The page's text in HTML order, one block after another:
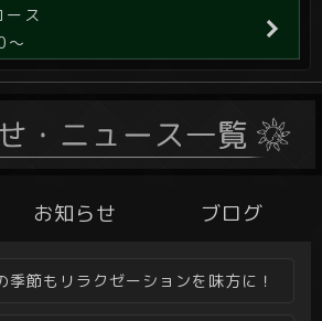
ス
お知らせ ブログ
季節もリラクゼーションを味方に！